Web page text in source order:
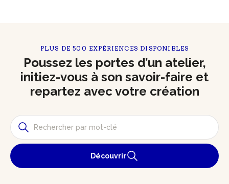
PLUS DE 500 EXPÉRIENCES DISPONIBLES
Poussez les portes d’un atelier,
initiez-vous à son savoir-faire et
repartez avec votre création
Découvrir